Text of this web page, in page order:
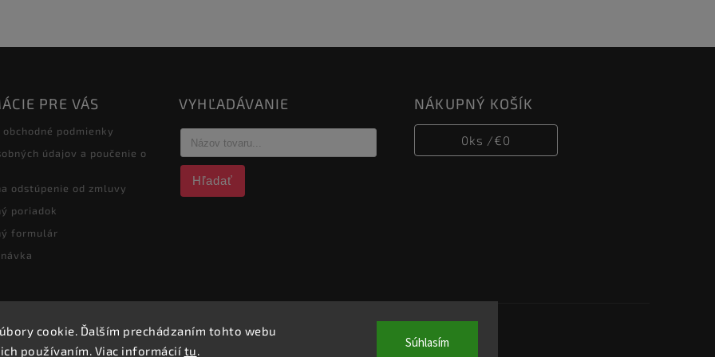
cookie. Ďalším prechádzaním tohto webu
používaním. Viac informácií tu. Súhlasím
PRE VÁS
obchodné podmienky
údajov a poučenie o
odstúpenie od zmluvy
poriadok
formulár
VYHĽADÁVANIE
Hľadať
NÁKUPNÝ KOŠÍK
0ks /€0
Copyright 2026obchod.nofox.sk. Všetky práva vyhradené.